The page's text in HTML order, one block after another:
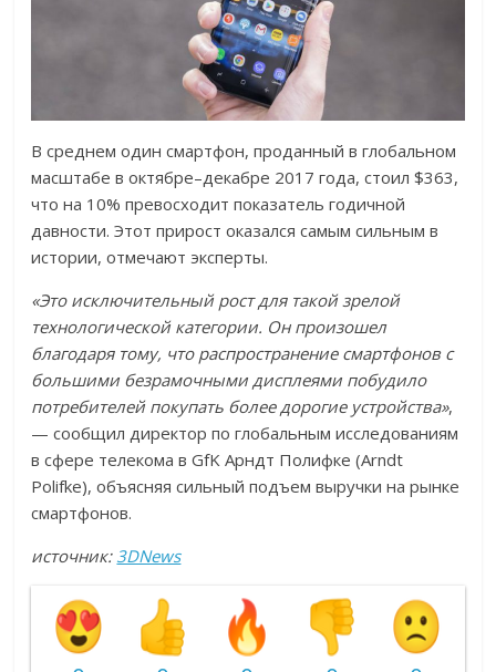
В среднем один смартфон, проданный в глобальном
масштабе в октябре–декабре 2017 года, стоил $363,
что на 10% превосходит показатель годичной
давности. Этот прирост оказался самым сильным в
истории, отмечают эксперты.
«Это исключительный рост для такой зрелой
технологической категории. Он произошел
благодаря тому, что распространение смартфонов с
большими безрамочными дисплеями побудило
потребителей покупать более дорогие устройства»,
— сообщил директор по глобальным исследованиям
в сфере телекома в GfK Арндт Полифке (Arndt
Polifke), объясняя сильный подъем выручки на рынке
смартфонов.
источник: 3DNews